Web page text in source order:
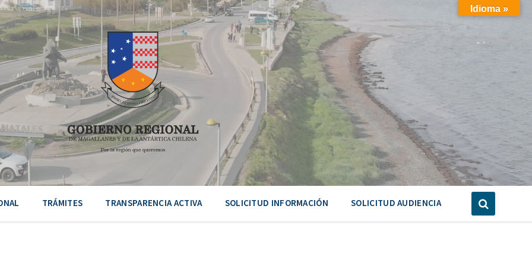
TRÁMITES TRANSPARENCIA ACTIVA SOLICITUD INFORMACIÓN SOLICITUD AUDIENCIA
Idioma »